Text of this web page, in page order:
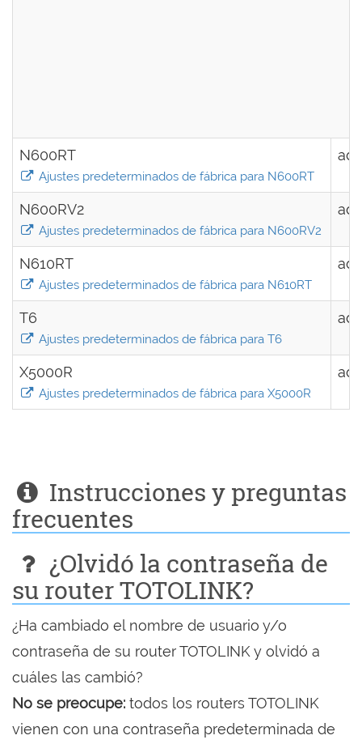
N600RT
Ajustes predeterminados de fábrica para N600RT
N600RV2
Ajustes predeterminados de fábrica para N600RV2
N610RT
Ajustes predeterminados de fábrica para N610RT
T6
Ajustes predeterminados de fábrica para T6
X5000R
Ajustes predeterminados de fábrica para X5000R
Instrucciones y preguntas
frecuentes
¿Olvidó la contraseña de
su router TOTOLINK?
¿Ha cambiado el nombre de usuario y/o
contraseña de su router TOTOLINK y olvidó a
cuáles las cambió?
No se preocupe: todos los routers TOTOLINK
vienen con una contraseña predeterminada de